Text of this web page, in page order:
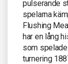
pulserande
spelarna
Flushing
har en lång
som
turnering